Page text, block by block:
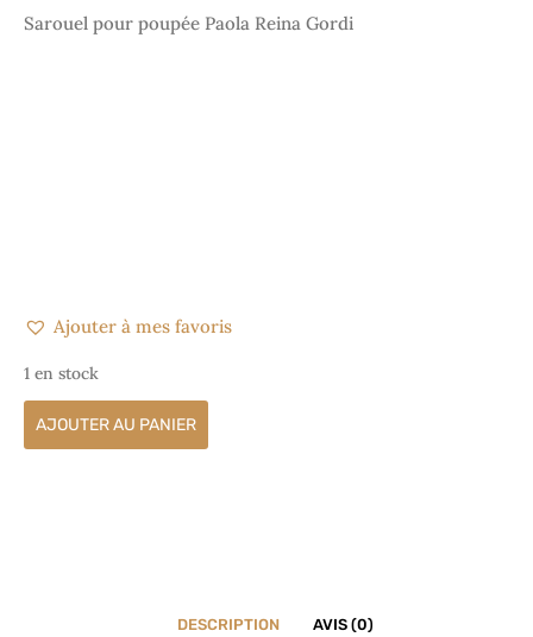
Sarouel pour poupée Paola Reina Gordi
Ajouter à mes favoris
1 en stock
AJOUTER AU PANIER
DESCRIPTION AVIS (0)